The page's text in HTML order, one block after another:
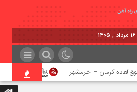
کرمان – خرمشهر